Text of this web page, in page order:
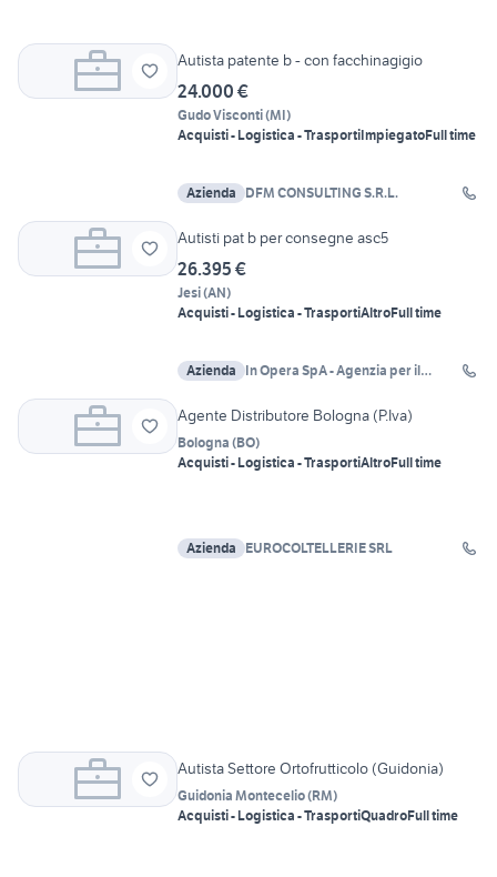
Autista patente b - con facchinagigio
24.000 €
Gudo Visconti(MI)
Acquisti - Logistica - TrasportiImpiegatoFull time
Azienda DFM CONSULTING S.R.L.
Autisti pat b per consegne asc5
26.395 €
Jesi(AN)
Acquisti - Logistica - TrasportiAltroFull time
Azienda
In Opera SpA - Agenzia per il
Agente Distributore Bologna (P.Iva)
Bologna (BO)
Acquisti - Logistica - TrasportiAltroFull time
Azienda EUROCOLTELLERIE SRL
Autista Settore Ortofrutticolo (Guidonia)
Guidonia Montecelio(RM)
Acquisti - Logistica - TrasportiQuadroFull time